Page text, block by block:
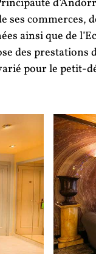
ses commerces,
ainsi que de
des prestations
pour le petit-